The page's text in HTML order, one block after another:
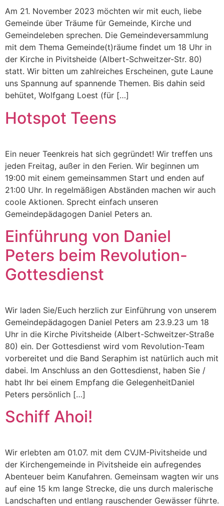
Am 21. November 2023 möchten wir mit euch, liebe
Gemeinde über Träume für Gemeinde, Kirche und
Gemeindeleben sprechen. Die Gemeindeversammlung
mit dem Thema Gemeinde(t)räume findet um 18 Uhr in
der Kirche in Pivitsheide (Albert-Schweitzer-Str. 80)
statt. Wir bitten um zahlreiches Erscheinen, gute Laune
uns Spannung auf spannende Themen. Bis dahin seid
behütet, Wolfgang Loest (für […]
Hotspot Teens
Ein neuer Teenkreis hat sich gegründet! Wir treffen uns
jeden Freitag, außer in den Ferien. Wir beginnen um
19:00 mit einem gemeinsammen Start und enden auf
21:00 Uhr. In regelmäßigen Abständen machen wir auch
coole Aktionen. Sprecht einfach unseren
Gemeindepädagogen Daniel Peters an.
Einführung von Daniel
Peters beim Revolution-
Gottesdienst
Wir laden Sie/Euch herzlich zur Einführung von unserem
Gemeindepädagogen Daniel Peters am 23.9.23 um 18
Uhr in die Kirche Pivitsheide (Albert-Schweitzer-Straße
80) ein. Der Gottesdienst wird vom Revolution-Team
vorbereitet und die Band Seraphim ist natürlich auch mit
dabei. Im Anschluss an den Gottesdienst, haben Sie /
habt Ihr bei einem Empfang die GelegenheitDaniel
Peters persönlich […]
Schiff Ahoi!
Wir erlebten am 01.07. mit dem CVJM-Pivitsheide und
der Kirchengemeinde in Pivitsheide ein aufregendes
Abenteuer beim Kanufahren. Gemeinsam wagten wir uns
auf eine 15 km lange Strecke, die uns durch malerische
Landschaften und entlang rauschender Gewässer führte.